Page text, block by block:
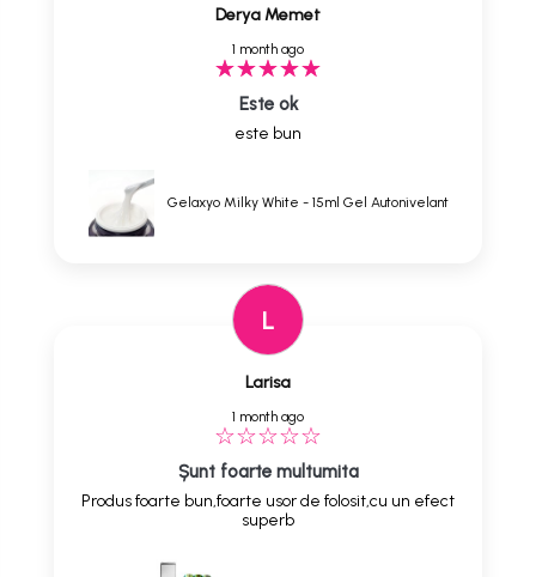
Derya Memet
1 month ago
Este ok
este bun
Gelaxyo Milky White - 15ml Gel Autonivelant
L
Larisa
1 month ago
Șunt foarte multumita
Produs foarte bun,foarte usor de folosit,cu un efect
superb